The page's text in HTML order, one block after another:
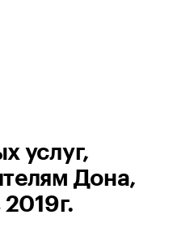
услуг,
Дона,